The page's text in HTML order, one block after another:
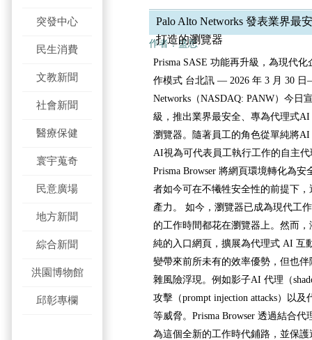
突發中心
民生消費
文教新聞
社會新聞
醫療保健
寰宇蒐奇
民意廣場
地方新聞
綜合新聞
洪園博物館
邱彰專欄
Palo Alto Networks 發表業界最
打造的瀏覽器
作者：盛思
Prisma SASE 功能再升級，為現代
作模式 台北訊 — 2026 年 3 月 30
Networks（NASDAQ: PANW）今日
級，推出業界最安全、專為代理式
瀏覽器。隨著員工的角色從單純將
AI視為可代表員工執行工作的自主代
Prisma Browser 將網頁環境轉化為
者如今可在不犧牲安全性的前提下
產力。 如今，瀏覽器已成為現代工
的工作時間都花在瀏覽器上。然而
純的入口網頁，擴展為代理式 AI 互
變帶來前所未有的效率優勢，但也
雜風險浮現。例如影子AI 代理（
攻擊（prompt injection attacks）以及
等威脅。Prisma Browser 透過結合
為這個全新的工作時代鋪路，並保